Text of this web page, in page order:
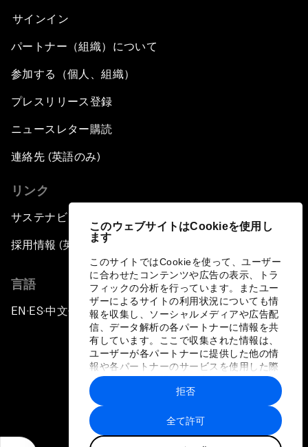
このウェブサイトはCookieを使用し
ます
このサイトではCookieを使って、ユーザー
に合わせたコンテンツや広告の表示、トラ
フィックの分析を行っています。またユー
ザーによるサイトの利用状況についても情
報を収集し、ソーシャルメディアや広告配
信、データ解析の各パートナーに情報を共
有しています。ここで収集された情報は、
ユーザーが各パートナーに提供した他の情
報や各パートナーのサービスを使用した際
に収集された情報と組み合わされ、各パー
トナーによって使用されることがありま
す。
全て許可
拒否
サインイン
パートナー（組織）について
参加する（個人、組織）
プレスリリース登録
ニュースレター購読
連絡先 (英語のみ)
リンク
サステナビリティへの取り組み
採用情報 (英語のみ)
言語
EN ▪ES▪中文▪ 日本語
プライバシーポリシーと利用規約
サイトマップ